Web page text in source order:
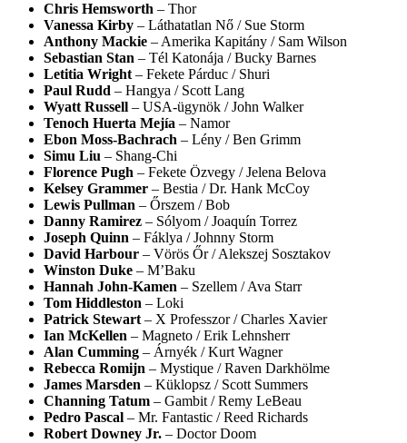
Chris Hemsworth – Thor
Vanessa Kirby – Láthatatlan Nő / Sue Storm
Anthony Mackie – Amerika Kapitány / Sam Wilson
Sebastian Stan – Tél Katonája / Bucky Barnes
Letitia Wright– Fekete Párduc / Shuri
Paul Rudd – Hangya / Scott Lang
Wyatt Russell – USA-ügynök / John Walker
Tenoch Huerta Mejía – Namor
Ebon Moss-Bachrach – Lény / Ben Grimm
Simu Liu – Shang-Chi
Florence Pugh – Fekete Özvegy / Jelena Belova
Kelsey Grammer – Bestia / Dr. Hank McCoy
Lewis Pullman – Őrszem / Bob
Danny Ramirez – Sólyom / Joaquín Torrez
Joseph Quinn – Fáklya / Johnny Storm
David Harbour – Vörös Őr / Alekszej Sosztakov
Winston Duke – M’Baku
Hannah John-Kamen – Szellem / Ava Starr
Tom Hiddleston – Loki
Patrick Stewart– X Professzor / Charles Xavier
Ian McKellen – Magneto / Erik Lehnsherr
Alan Cumming – Árnyék / Kurt Wagner
Rebecca Romijn – Mystique / Raven Darkhölme
James Marsden – Küklopsz / Scott Summers
Channing Tatum – Gambit / Remy LeBeau
Pedro Pascal – Mr. Fantastic / Reed Richards
Robert Downey Jr. – Doctor Doom